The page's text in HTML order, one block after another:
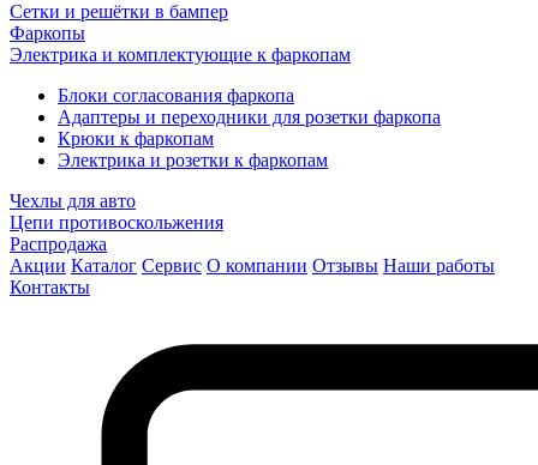
Сетки и решётки в бампер
Фаркопы
Электрика и комплектующие к фаркопам
Блоки согласования фаркопа
Адаптеры и переходники для розетки фаркопа
Крюки к фаркопам
Электрика и розетки к фаркопам
Чехлы для авто
Цепи противоскольжения
Распродажа
Акции Каталог Сервис О компании Отзывы Наши работы
Контакты